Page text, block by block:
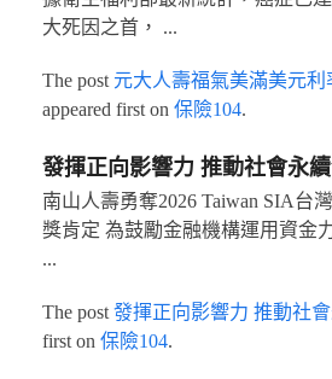
大死因之首， ...
The post 元大人壽福氣美滿美元
appeared first on 保險104.
發揮正向影響力 推動社會永
南山人壽勇奪2026 Taiwan SIA台
獎肯定 為鼓勵金融機構運用資金
...
The post 發揮正向影響力 推動社
first on 保險104.